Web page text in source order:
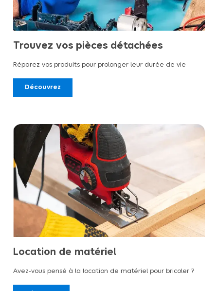
Trouvez vos pièces détachées
Réparez vos produits pour prolonger leur durée de vie
Découvrez
Location de matériel
Avez-vous pensé à la location de matériel pour bricoler ?